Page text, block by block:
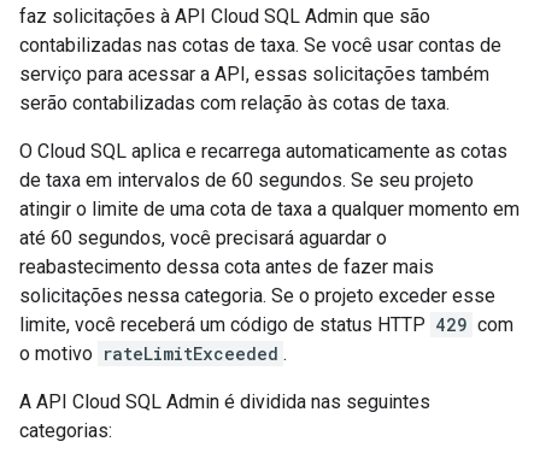
faz solicitações à API Cloud SQL Admin que são
contabilizadas nas cotas de taxa. Se você usar contas de
serviço para acessar a API, essas solicitações também
serão contabilizadas com relação às cotas de taxa.
O Cloud SQL aplica e recarrega automaticamente as cotas
de taxa em intervalos de 60 segundos. Se seu projeto
atingir o limite de uma cota de taxa a qualquer momento em
até 60 segundos, você precisará aguardar o
reabastecimento dessa cota antes de fazer mais
solicitações nessa categoria. Se o projeto exceder esse
limite, você receberá um código de status HTTP 429 com
o motivo rateLimitExceeded .
A API Cloud SQL Admin é dividida nas seguintes
categorias: